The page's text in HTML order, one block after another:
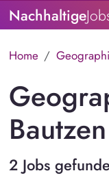
Nachhaltige
Home
Bautzen
2 Jobs